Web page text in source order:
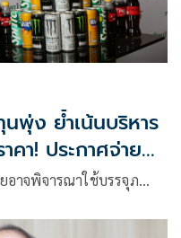
พุ่ง ย้ำเน้นบริหาร
คา! ประกาศจ่าย
อาจพิจารณาใช้บรรจุภ…